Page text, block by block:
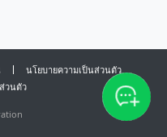
นโยบายความเป็นส่วนตัว
วนตัว